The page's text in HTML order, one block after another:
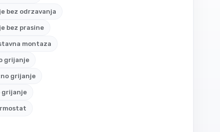
bez odrzavanja
bez prasine
montaza
grijanje
grijanje
grijanje